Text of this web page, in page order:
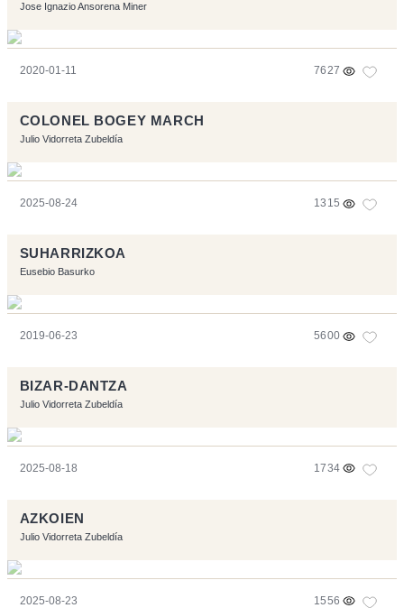
Jose Ignazio Ansorena Miner
2020-01-11 7627
COLONEL BOGEY MARCH
Julio Vidorreta Zubeldía
2025-08-24 1315
SUHARRIZKOA
Eusebio Basurko
2019-06-23 5600
BIZAR-DANTZA
Julio Vidorreta Zubeldía
2025-08-18 1734
AZKOIEN
Julio Vidorreta Zubeldía
2025-08-23 1556